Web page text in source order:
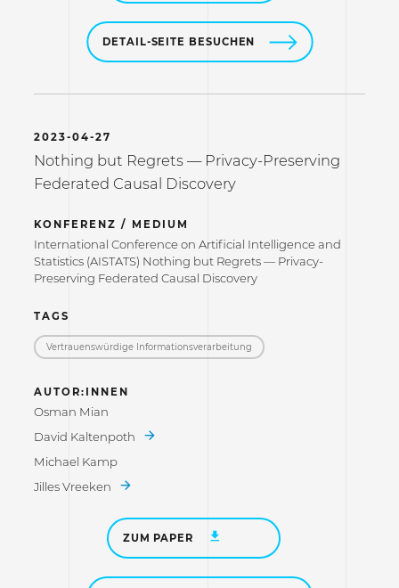
DETAIL-SEITE BESUCHEN
2023-04-27
Nothing but Regrets — Privacy-Preserving
Federated Causal Discovery
KONFERENZ / MEDIUM
International Conference on Artificial Intelligence and
Statistics (AISTATS) Nothing but Regrets — Privacy-
Preserving Federated Causal Discovery
TAGS
Vertrauenswürdige Informations­verarbeitung
AUTOR:INNEN
Osman Mian
David Kaltenpoth
Michael Kamp
Jilles Vreeken
ZUM PAPER